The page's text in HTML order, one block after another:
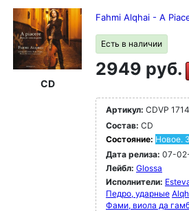
CD
Fahmi Alqhai - A
Есть в наличии
2949 руб.
Артикул: CDVP
Состав: CD
Состояние: Новое.
Дата релиза: 07-
Лейбл: Glossa
Исполнители:
Педро, ударные
Фами, виола да